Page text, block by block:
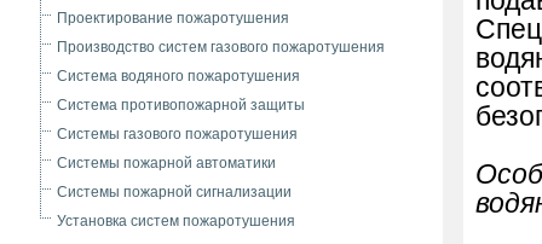
Проектирование пожаротушения
Производство систем газового пожаротушения
Система водяного пожаротушения
Система противопожарной защиты
Системы газового пожаротушения
Системы пожарной автоматики
Системы пожарной сигнализации
Установка систем пожаротушения